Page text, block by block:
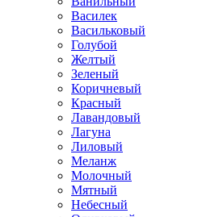
Василек
Васильковый
Голубой
Желтый
Зеленый
Коричневый
Красный
Лавандовый
Лагуна
Лиловый
Меланж
Молочный
Мятный
Небесный